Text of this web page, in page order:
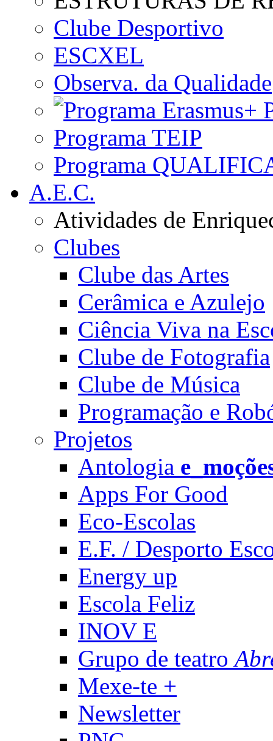
Clube Desportivo
ESCXEL
Observa. da Qualidade
Programa TEIP
Programa
A.E.C.
Atividades de
Clubes
Clube das Artes
Cerâmica e Azulejo
Ciência Viva na
Clube de Fotografia
Clube de Música
Programação e
Projetos
Antologia
Apps For Good
Eco-Escolas
E.F. / Desporto
Energy up
Escola Feliz
INOV E
Grupo de teatro
Mexe-te +
Newsletter